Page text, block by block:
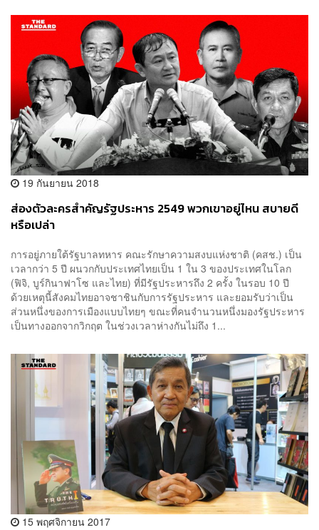
19 กันยายน 2018
ส่องตัวละครสำคัญรัฐประหาร 2549 พวกเขาอยู่ไหน สบายดี
หรือเปล่า
การอยู่ภายใต้รัฐบาลทหาร คณะรักษาความสงบแห่งชาติ (คสช.) เป็น
เวลากว่า 5 ปี ผนวกกับประเทศไทยเป็น 1 ใน 3 ของประเทศในโลก
(ฟิจิ, บูร์กินาฟาโซ และไทย) ที่มีรัฐประหารถึง 2 ครั้ง ในรอบ 10 ปี
ด้วยเหตุนี้สังคมไทยอาจชาชินกับการรัฐประหาร และยอมรับว่าเป็น
ส่วนหนึ่งของการเมืองแบบไทยๆ ขณะที่คนจำนวนหนึ่งมองรัฐประหาร
เป็นทางออกจากวิกฤต ในช่วงเวลาห่างกันไม่ถึง 1...
15 พฤศจิกายน 2017